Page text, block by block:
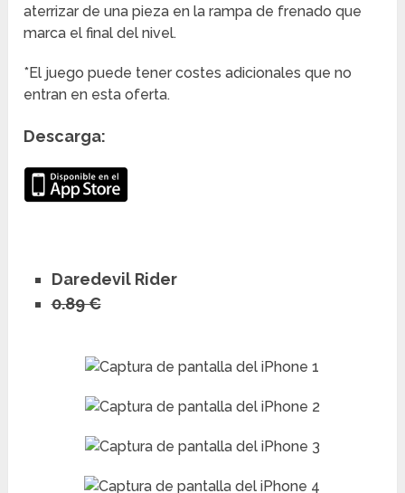
aterrizar de una pieza en la rampa de frenado que
marca el final del nivel.
*El juego puede tener costes adicionales que no
entran en esta oferta.
Descarga:
Daredevil Rider
0.89 €